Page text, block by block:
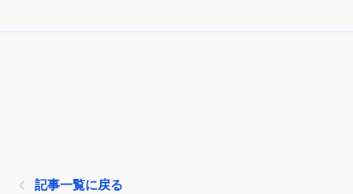
記事一覧に戻る